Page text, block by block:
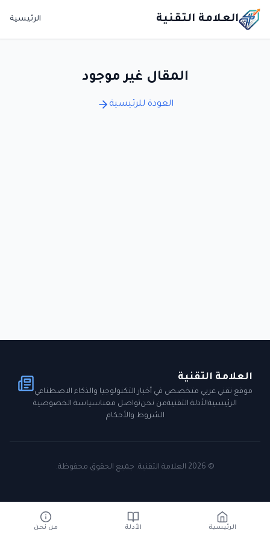
العلامة التقنية الرئيسية
المقال غير موجود
العودة للرئيسية
العلامة التقنية
موقع تقني عربي متخصص في أخبار التكنولوجيا والذكاء الاصطناعي
الرئيسيةالأدلة التقنيةمن نحنتواصل معناسياسة الخصوصية
الشروط والأحكام
©
2026 العلامة التقنية. جميع الحقوق محفوظة.
الرئيسية الأدلة من نحن